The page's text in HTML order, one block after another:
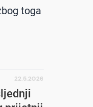
toga
22.5.2026